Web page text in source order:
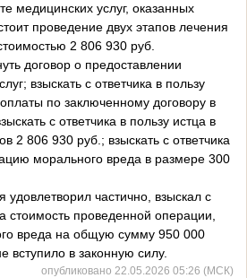
медицинских услуг, оказанных
проведение двух этапов лечения
2 806 930 руб.
договор о предоставлении
взыскать с ответчика в пользу
по заключенному договору в
с ответчика в пользу истца в
2 806 930 руб.; взыскать с ответчика
морального вреда в размере 300
удовлетворил частично, взыскал с
стоимость проведенной операции,
вреда на общую сумму 950 000
вступило в законную силу.
опубликовано 22.05.2026 05:26 (МСК)